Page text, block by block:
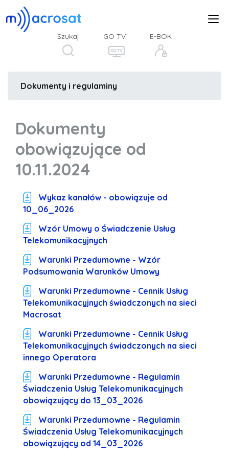
Szukaj GO TV E-BOK
Dokumenty i regulaminy
Dokumenty
obowiązujące od
10.11.2024
Wykaz kanałów - obowiązuje od
10_06_2026
Wzór Umowy o Świadczenie Usług
Telekomunikacyjnych
Warunki Przedumowne - Wzór
Podsumowania Warunków Umowy
Warunki Przedumowne - Cennik Usług
Telekomunikacyjnych świadczonych na sieci
Macrosat
Warunki Przedumowne - Cennik Usług
Telekomunikacyjnych świadczonych na sieci
innego Operatora
Warunki Przedumowne - Regulamin
Świadczenia Usług Telekomunikacyjnych
obowiązujący do 13_03_2026
Warunki Przedumowne - Regulamin
Świadczenia Usług Telekomunikacyjnych
obowiązujący od 14_03_2026